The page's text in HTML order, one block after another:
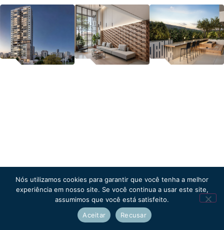
Nós utilizamos cookies para garantir que você tenha a melhor
experiência em nosso site. Se você continua a usar este site,
assumimos que você está satisfeito.
Aceitar
Recusar